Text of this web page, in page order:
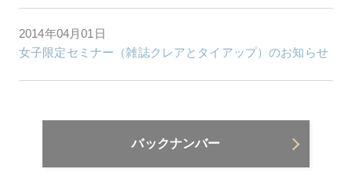
2014年04月01日
女子限定セミナー（雑誌クレアとタイアップ）のお知らせ
バックナンバー